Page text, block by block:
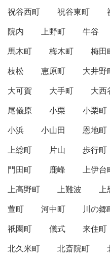
祝谷西町 祝谷東町
院内
上野町 牛谷
馬木町
梅木町 梅田
枝松
恵原町 大井野
大可賀
大手町 大西
尾儀原
小栗 小栗町
小浜
小山田 恩地町
上総町
片山 歩行町
門田町
鹿峰 上伊台
上高野町
上難波 上
萱町
河中町 川の郷
祇園町
儀式 来住町
北久米町
北斎院町